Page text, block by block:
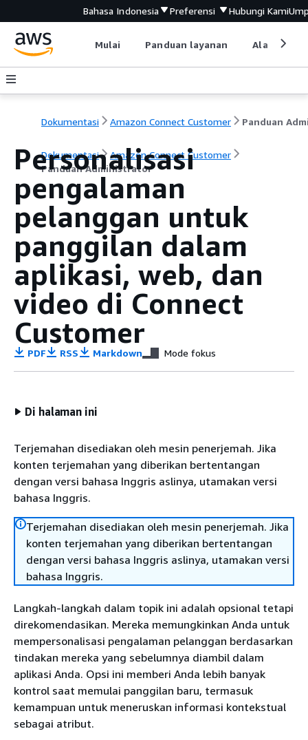
Bahasa Indonesia Preferensi Hubungi Kami
Mulai Panduan layanan Alat
Dokumentasi Amazon Connect Customer
Dokumentasi
Amazon Connect Customer
Panduan Administrator
Personalisasi
pengalaman
pelanggan untuk
panggilan dalam
aplikasi, web, dan
video di Connect
Customer
PDF RSS Markdown Mode fokus
Di halaman ini
Terjemahan disediakan oleh mesin penerjemah. Jika
konten terjemahan yang diberikan bertentangan
dengan versi bahasa Inggris aslinya, utamakan versi
bahasa Inggris.
Terjemahan disediakan oleh mesin penerjemah. Jika
konten terjemahan yang diberikan bertentangan
dengan versi bahasa Inggris aslinya, utamakan versi
bahasa Inggris.
Langkah-langkah dalam topik ini adalah opsional tetapi
direkomendasikan. Mereka memungkinkan Anda untuk
mempersonalisasi pengalaman pelanggan berdasarkan
tindakan mereka yang sebelumnya diambil dalam
aplikasi Anda. Opsi ini memberi Anda lebih banyak
kontrol saat memulai panggilan baru, termasuk
kemampuan untuk meneruskan informasi kontekstual
sebagai atribut.